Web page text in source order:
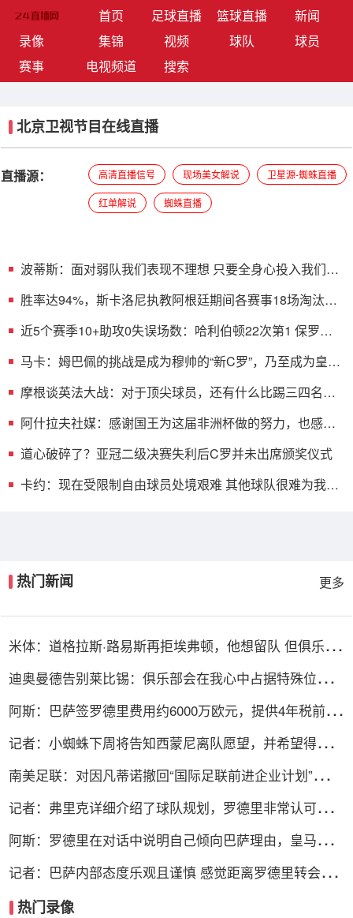
首页(current)足球直播 篮球直播
新闻
录像
集锦 视频 球队
球员
赛事
电视频道 搜索
北京卫视节目在线直播
直播源： 高清直播信号 现场美女解说 卫星源-蜘蛛直播
红单解说 蜘蛛直播
波蒂斯：面对弱队我们表现不理想 只要全身心投入我们能
胜率达94%，斯卡洛尼执教阿根廷期间各赛事18场淘汰赛
近5个赛季10+助攻0失误场数：哈利伯顿22次第1 保罗第2
马卡：姆巴佩的挑战是成为穆帅的“新C罗”，乃至成为皇马
摩根谈英法大战：对于顶尖球员，还有什么比踢三四名决
阿什拉夫社媒：感谢国王为这届非洲杯做的努力，也感谢
道心破碎了？亚冠二级决赛失利后C罗并未出席颁奖仪式
卡约：现在受限制自由球员处境艰难 其他球队很难为我们
热门新闻 更多
米体：道格拉斯·路易斯再拒埃弗顿，他想留队 但俱乐部
迪奥曼德告别莱比锡：俱乐部会在我心中占据特殊位置，
阿斯：巴萨签罗德里费用约6000万欧元，提供4年税前
记者：小蜘蛛下周将告知西蒙尼离队愿望，并希望得到理
南美足联：对因凡蒂诺撤回“国际足联前进企业计划”提案
记者：弗里克详细介绍了球队规划，罗德里非常认可并选
阿斯：罗德里在对话中说明自己倾向巴萨理由，皇马对此
记者：巴萨内部态度乐观且谨慎 感觉距离罗德里转会完
热门录像